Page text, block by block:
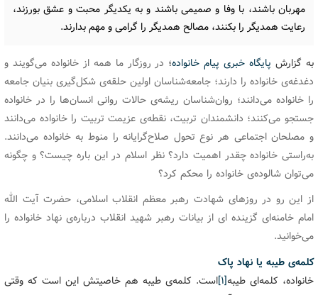
مهربان باشند، با وفا و صمیمی باشند و به یکدیگر محبت و عشق بورزند،
رعایت همدیگر را بکنند، مصالح همدیگر را گرامی و مهم بدارند.
به گزارش پایگاه خبری پیام خانواده؛ در روزگار ما همه از خانواده می‌گویند و
دغدغه‌ی خانواده را دارند؛ جامعه‌شناسان اولین حلقه‌ی شکل‌گیری بنیان جامعه
را خانواده می‌دانند؛ روان‌شناسان ریشه‌ی حالات روانی انسان‌ها را در خانواده
جستجو می‌کنند؛ دانشمندان تربیت، نقطه‌ی عزیمت تربیت را خانواده می‌دانند
و مصلحان اجتماعی هر نوع تحول صلاح‌گرایانه را منوط به خانواده می‌دانند.
به‌راستی خانواده چقدر اهمیت دارد؟ نظر اسلام در این باره چیست؟ و چگونه
می‌توان شالوده‌ی خانواده را محکم کرد؟
از این رو در روزهای شهادت رهبر معظم انقلاب اسلامی، حضرت آیت الله
امام خامنه‌ای گزینده ای از بیانات رهبر شهید انقلاب درباره‌ی نهاد خانواده را
می‌خوانید.
کلمه‌ی طیبه یا نهاد پاک
خانواده، کلمه‌ای طیبه[۱]است. کلمه‌ی طیبه هم خاصیتش این است که وقتی